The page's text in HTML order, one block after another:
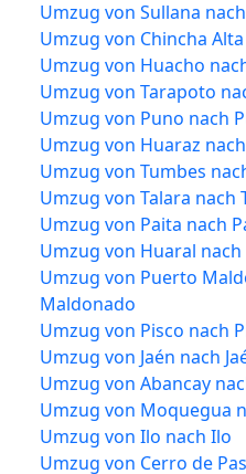
Umzug von Sullana
Umzug von Chincha
Umzug von Huacho
Umzug von Tarapoto
Umzug von Puno nach
Umzug von Huaraz
Umzug von Tumbes
Umzug von Talara nach
Umzug von Paita nach
Umzug von Huaral
Umzug von Puerto
Maldonado
Umzug von Pisco nach
Umzug von Jaén nach
Umzug von Abancay
Umzug von Moquegua
Umzug von Ilo nach Ilo
Umzug von Cerro de